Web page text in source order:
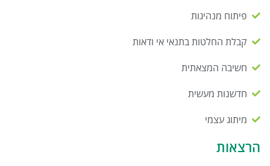
פיתוח מנהיגות
קבלת החלטות בתנאי אי ודאות
חשיבה המצאתית
חדשנות מעשית
מיתוג עצמי
הרצאות